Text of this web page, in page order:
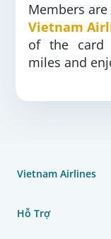
Members
Vietnam
of the card
miles and
Vietnam Airlines
Hỗ Trợ